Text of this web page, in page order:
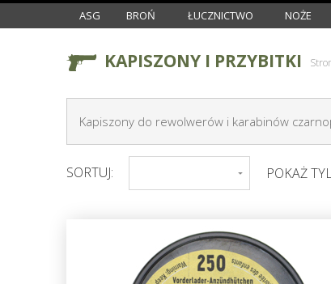
ASG BROŃ ŁUCZNICTWO NOŻE
KAPISZONY I PRZYBITKI
Kapiszony do rewolwerów i karabinów
SORTUJ: POKAŻ